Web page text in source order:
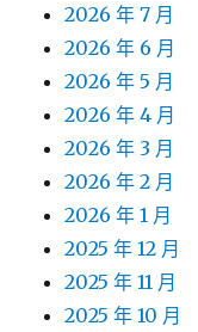
2026 年 7 月
2026 年 6 月
2026 年 5 月
2026 年 4 月
2026 年 3 月
2026 年 2 月
2026 年 1 月
2025 年 12 月
2025 年 11 月
2025 年 10 月